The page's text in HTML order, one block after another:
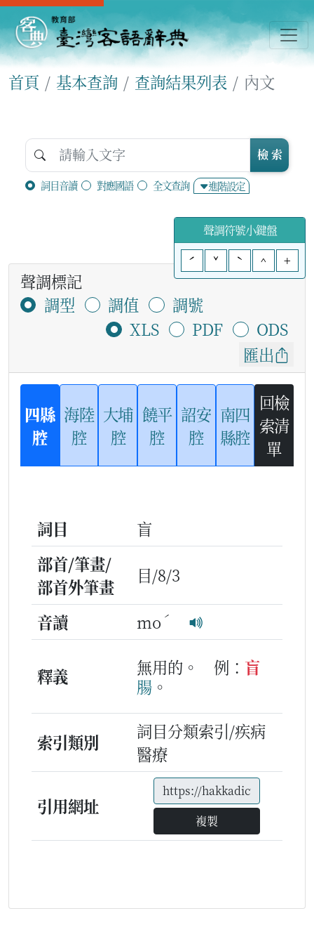
首頁 基本查詢 查詢結果列表 內文
詞目音讀 對應國語 全文查詢 進階設定
檢 索
聲調符號小鍵盤
ˊ
ˇ ˋ ^ +
聲調標記
調型
調值
調號
XLS
PDF
ODS
匯出
四縣
腔
海陸
腔
大埔
腔
饒平
腔
詔安
腔
南四
縣腔
回檢
索清
單
詞目
盲
部首/筆畫/
部首外筆畫
目/8/3
音讀 mo ˊ
釋義 無用的。 例： 盲
腸 。
索引類別
詞目分類索引/疾病
醫療
引用網址
複製